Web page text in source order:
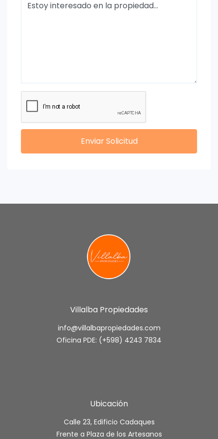
Enviar Solicitud
Villalba Propiedades
info@villalbapropiedades.com
Oficina PDE: (+598) 4243 7834
Ubicación
Calle 23, Edificio Cadaques
Frente a Plaza de los Artesanos